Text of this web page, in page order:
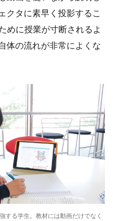
クタに素早く投影するこ
めに授業が寸断されるよ
体の流れが非常によくな
する学生。教材には動画だけでなく